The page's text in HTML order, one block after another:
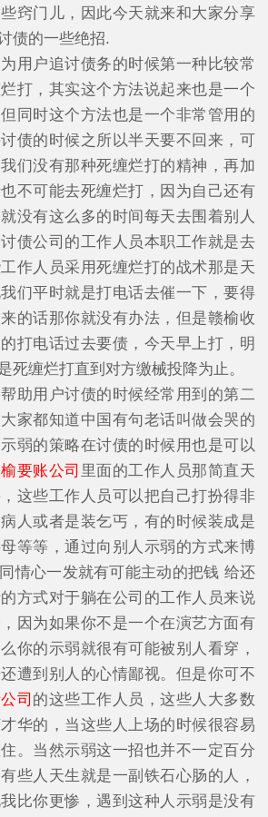
窍门儿，因此今天就来和大家分享
债的一些绝招.
户追讨债务的时候第一种比较常
打，其实这个方法说起来也是一个
同时这个方法也是一个非常管用的
债的时候之所以半天要不回来，可
们没有那种死缠烂打的精神，再加
不可能去死缠烂打，因为自己还有
没有这么多的时间每天去围着别人
债公司的工作人员本职工作就是去
作人员采用死缠烂打的战术那是天
们平时就是打电话去催一下，要得
的话那你就没有办法，但是赣榆收
打电话过去要债，今天早上打，明
死缠烂打直到对方缴械投降为止。
用户讨债的时候经常用到的第二
家都知道中国有句老话叫做会哭的
弱的策略在讨债的时候用也是可以
要账公司 里面的工作人员那简直天
这些工作人员可以把自己打扮得非
人或者是装乞丐，有的时候装成是
等等，通过向别人示弱的方式来博
情心一发就有可能主动的把钱 给还
方式对于躺在公司的工作人员来说
因为如果你不是一个在演艺方面有
你的示弱就很有可能被别人看穿，
遭到别人的心情鄙视。但是你可不
司 的这些工作人员，这些人大多数
华的，当这些人上场的时候很容易
。当然示弱这一招也并不一定百分
些人天生就是一副铁石心肠的人，
比你更惨，遇到这种人示弱是没有